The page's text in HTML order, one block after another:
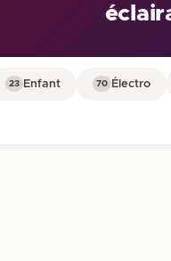
Électro
70
Enfant
23